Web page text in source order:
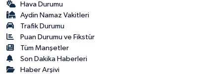
Hava Durumu
Aydin Namaz Vakitleri
Trafik Durumu
Puan Durumu ve Fikstür
Tüm Manşetler
Son Dakika Haberleri
Haber Arşivi